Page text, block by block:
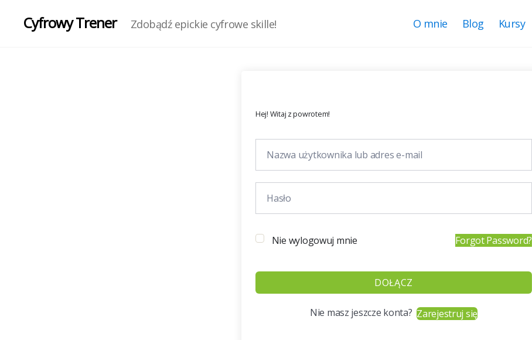
Cyfrowy Trener Zdobądź epickie cyfrowe skille! O mnie Blog Kursy
Hej! Witaj z powrotem!
Nie wylogowuj mnie Forgot Password?
DOŁĄCZ
Nie masz jeszcze konta?Zarejestruj się